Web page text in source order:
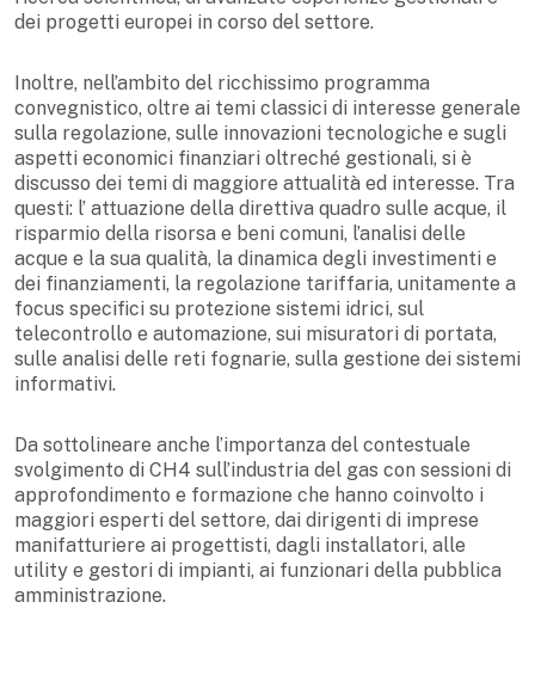
dei progetti europei in corso del settore.
Inoltre, nell’ambito del ricchissimo programma
convegnistico, oltre ai temi classici di interesse generale
sulla regolazione, sulle innovazioni tecnologiche e sugli
aspetti economici finanziari oltreché gestionali, si è
discusso dei temi di maggiore attualità ed interesse. Tra
questi: l’ attuazione della direttiva quadro sulle acque, il
risparmio della risorsa e beni comuni, l’analisi delle
acque e la sua qualità, la dinamica degli investimenti e
dei finanziamenti, la regolazione tariffaria, unitamente a
focus specifici su protezione sistemi idrici, sul
telecontrollo e automazione, sui misuratori di portata,
sulle analisi delle reti fognarie, sulla gestione dei sistemi
informativi.
Da sottolineare anche l’importanza del contestuale
svolgimento di CH4 sull’industria del gas con sessioni di
approfondimento e formazione che hanno coinvolto i
maggiori esperti del settore, dai dirigenti di imprese
manifatturiere ai progettisti, dagli installatori, alle
utility e gestori di impianti, ai funzionari della pubblica
amministrazione.